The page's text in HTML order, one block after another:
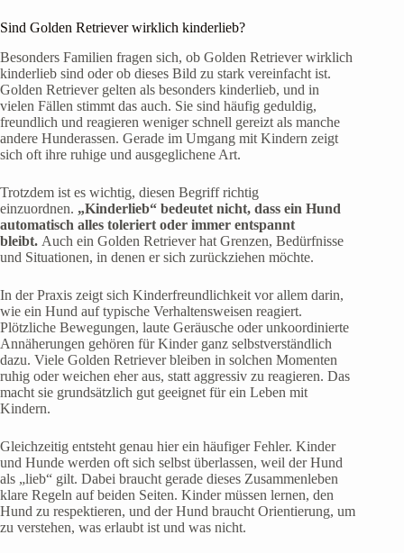
Sind Golden Retriever wirklich kinderlieb?
Besonders Familien fragen sich, ob Golden Retriever wirklich
kinderlieb sind oder ob dieses Bild zu stark vereinfacht ist.
Golden Retriever gelten als besonders kinderlieb, und in
vielen Fällen stimmt das auch. Sie sind häufig geduldig,
freundlich und reagieren weniger schnell gereizt als manche
andere Hunderassen. Gerade im Umgang mit Kindern zeigt
sich oft ihre ruhige und ausgeglichene Art.
Trotzdem ist es wichtig, diesen Begriff richtig
einzuordnen. „Kinderlieb“ bedeutet nicht, dass ein Hund
automatisch alles toleriert oder immer entspannt
bleibt. Auch ein Golden Retriever hat Grenzen, Bedürfnisse
und Situationen, in denen er sich zurückziehen möchte.
In der Praxis zeigt sich Kinderfreundlichkeit vor allem darin,
wie ein Hund auf typische Verhaltensweisen reagiert.
Plötzliche Bewegungen, laute Geräusche oder unkoordinierte
Annäherungen gehören für Kinder ganz selbstverständlich
dazu. Viele Golden Retriever bleiben in solchen Momenten
ruhig oder weichen eher aus, statt aggressiv zu reagieren. Das
macht sie grundsätzlich gut geeignet für ein Leben mit
Kindern.
Gleichzeitig entsteht genau hier ein häufiger Fehler. Kinder
und Hunde werden oft sich selbst überlassen, weil der Hund
als „lieb“ gilt. Dabei braucht gerade dieses Zusammenleben
klare Regeln auf beiden Seiten. Kinder müssen lernen, den
Hund zu respektieren, und der Hund braucht Orientierung, um
zu verstehen, was erlaubt ist und was nicht.